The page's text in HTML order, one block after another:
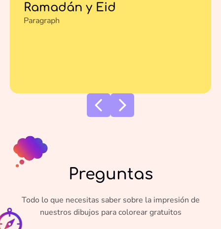
Ramadán y Eid
Paragraph
Preguntas
Todo lo que necesitas saber sobre la impresión de
nuestros dibujos para colorear gratuitos